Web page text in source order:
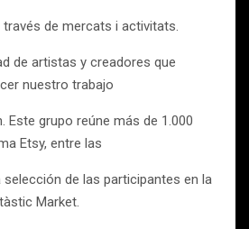
de mercats i activitats.
de artistas y creadores que
nuestro trabajo
Este grupo reúne más de 1.000
Etsy, entre las
selección de las participantes en la
Market.